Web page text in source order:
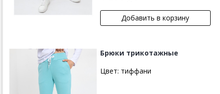
Брюки трикотажные
Цвет: тиффани